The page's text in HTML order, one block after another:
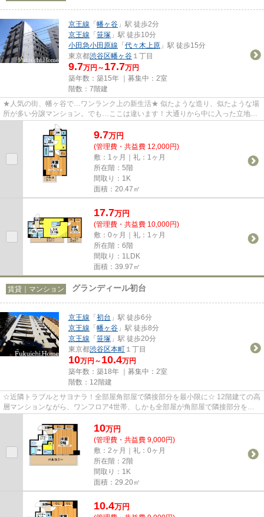
京王線 「幡ヶ谷 」駅 徒歩2分
京王線 「笹塚 」駅 徒歩10分
小田急小田原線 「代々木上原 」駅 徒歩15分
東京都渋谷区幡ヶ谷 １丁目
9.7万円～ 17.7万円
築年数：築15年 ｜募集中： 2室
階数：7階建
★人気の街、幡ヶ谷で…ワンランク上の新生活★ 似たような造り、似たような場
所が多い分譲マンション。でも…ここは違います！大通りから中に入った立地。
脱衣場・独立洗面を完備。駅から...
9.7万円
(管理費・共益費 12,000円)
敷：1ヶ月｜礼：1ヶ月
所在階：5階
間取り：1K
面積：20.47㎡
17.7万円
(管理費・共益費 10,000円)
敷：0ヶ月｜礼：1ヶ月
所在階：6階
間取り：1LDK
面積：39.97㎡
賃貸｜マンション グランディール初台
京王線 「初台 」駅 徒歩6分
京王線 「幡ヶ谷 」駅 徒歩8分
京王線 「笹塚 」駅 徒歩20分
東京都渋谷区本町 １丁目
10万円～ 10.4万円
築年数：築18年 ｜募集中： 2室
階数：12階建
☆近隣トラブルとサヨナラ！全部屋角部屋で隣接部分を最小限に☆ 12階建ての高
層マンションながら、ワンフロア4世帯、しかも全部屋が角部屋で隣接部分を最
小限に。騒音トラブルの心配も...
10万円
(管理費・共益費 9,000円)
敷：2ヶ月｜礼：0ヶ月
所在階：2階
間取り：1K
面積：29.20㎡
10.4万円